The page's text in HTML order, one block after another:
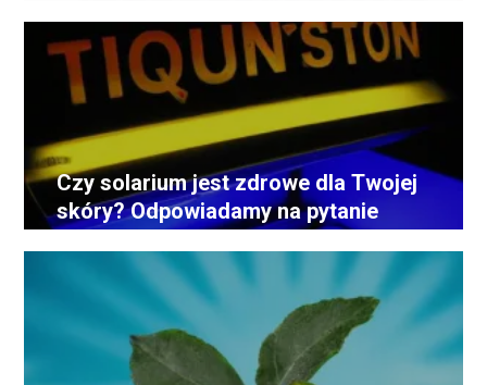
Czy solarium jest zdrowe dla Twojej
skóry? Odpowiadamy na pytanie